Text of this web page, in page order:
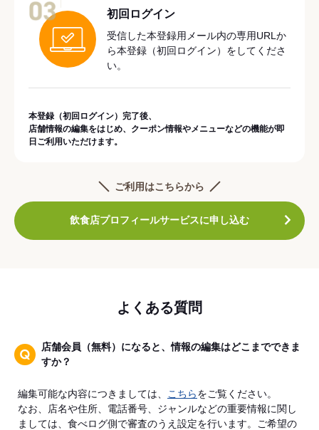
初回ログイン
受信した本登録用メール内の専用URLか
ら本登録（初回ログイン）をしてくださ
い。
本登録（初回ログイン）完了後、
店舗情報の編集をはじめ、クーポン情報やメニューなどの機能が即
日ご利用いただけます。
ご利用はこちらから
飲食店プロフィールサービスに申し込む
よくある質問
店舗会員（無料）になると、情報の編集はどこまでできま
すか？
編集可能な内容につきましては、 こちらをご覧ください。
なお、店名や住所、電話番号、ジャンルなどの重要情報に関し
ましては、食べログ側で審査のうえ設定を行います。ご希望の